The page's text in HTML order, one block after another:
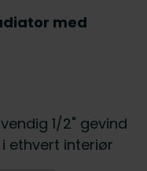
med
1/2" gevind
ethvert interiør